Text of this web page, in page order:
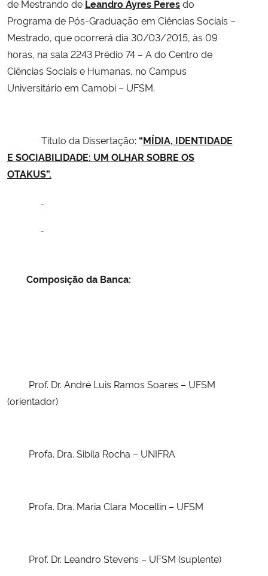
Secretaria-Geral
Banco Central do Brasil
Planalto
de Mestrando de Leandro Ayres Peresdo
Programa de Pós-Graduação em Ciências Sociais –
Mestrado, que ocorrerá dia 30/03/2015, às 09
horas, na sala 2243 Prédio 74 – A do Centro de
Ciências Sociais e Humanas, no Campus
Universitário em Camobi – UFSM.
Titulo da Dissertação: “MÍDIA, IDENTIDADE
E SOCIABILIDADE: UM OLHAR SOBRE OS
OTAKUS”.
Composição da Banca:
Prof. Dr. André Luis Ramos Soares – UFSM
(orientador)
Profa. Dra. Sibila Rocha – UNIFRA
Profa. Dra. Maria Clara Mocellin – UFSM
Prof. Dr. Leandro Stevens – UFSM (suplente)